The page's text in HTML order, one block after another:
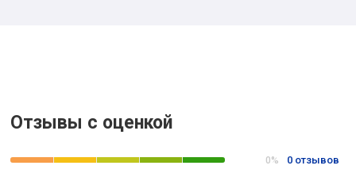
Отзывы с оценкой
0% 0 отзывов